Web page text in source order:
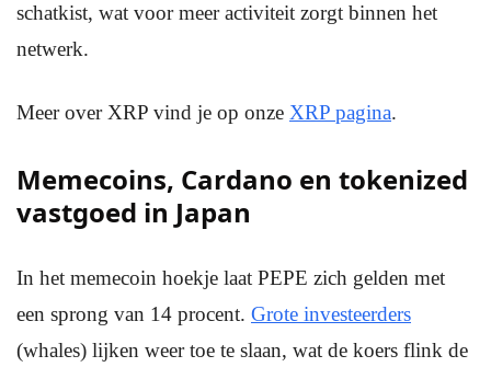
schatkist, wat voor meer activiteit zorgt binnen het
netwerk.
Meer over XRP vind je op onze XRP pagina.
Memecoins, Cardano en tokenized
vastgoed in Japan
In het memecoin hoekje laat PEPE zich gelden met
een sprong van 14 procent. Grote investeerders
(whales) lijken weer toe te slaan, wat de koers flink de